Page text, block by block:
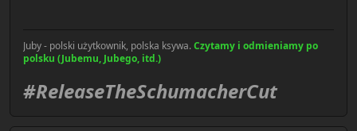
Juby - polski użytkownik, polska ksywa.Czytamy i odmieniamy po
polsku (Jubemu, Jubego, itd.)
#ReleaseTheSchumacherCut